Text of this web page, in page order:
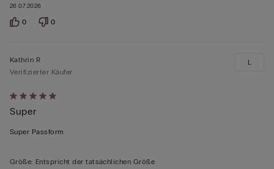
26.07.2026
0 0
Mit
5
von
bewertet
Kathrin R
Verifizierter Käufer
Super
Super Passform
L
Größe: Entspricht der tatsächlichen Größe